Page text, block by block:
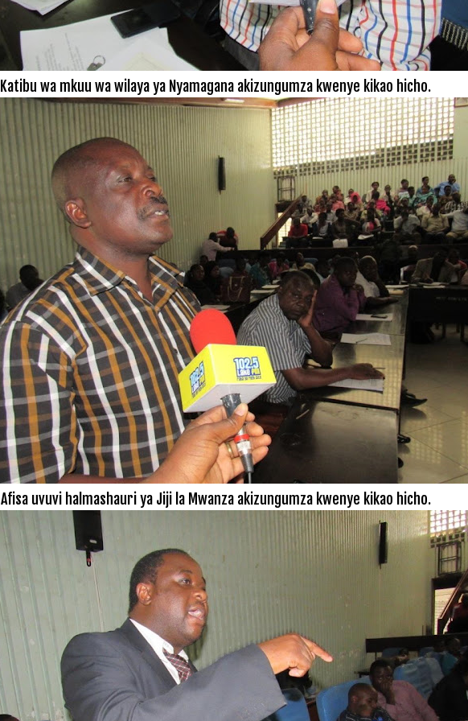
Katibu wa mkuu wa wilaya ya Nyamagana akizungumza kwenye kikao hicho.
Afisa uvuvi halmashauri ya Jiji la Mwanza akizungumza kwenye kikao hicho.